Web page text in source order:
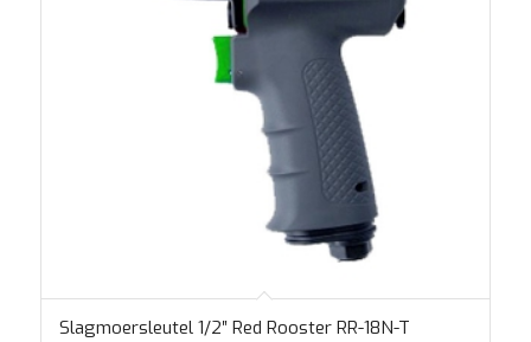
Slagmoersleutel 1/2″ Red Rooster RR-18N-T